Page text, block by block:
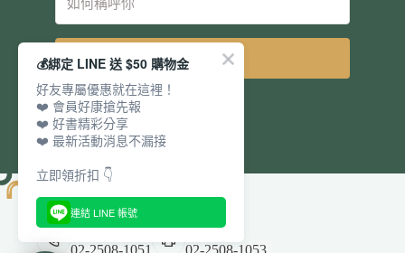
立即訂閱
電話：
02-2508-1051
傳真：
02-2508-1053
💰綁定 LINE 送 $50 購物金
好友專屬優惠就在這裡！
❤️ 會員好康搶先報
❤️ 好書精彩分享
❤️ 最新活動消息不漏接
立即領折扣 👇
連結 LINE 帳號